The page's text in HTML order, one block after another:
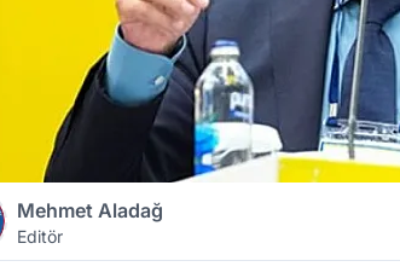
Mehmet Aladağ
Editör